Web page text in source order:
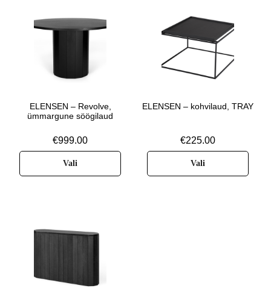
ELENSEN – Revolve,
ümmargune söögilaud
€999.00
Vali
ELENSEN – kohvilaud, TRAY
€225.00
Vali